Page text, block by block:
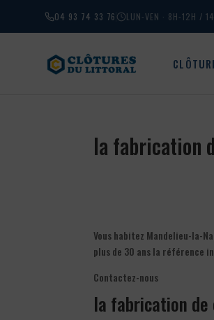
04 93 74 33 76 LUN-VEN · 8H-12H /
la fabrication
Vous habitez Mandelieu-la-
plus de 30 ans la référence
Contactez-nous
la fabrication